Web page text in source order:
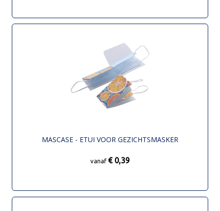
MASCASE - ETUI VOOR GEZICHTSMASKER
vanaf € 0,39